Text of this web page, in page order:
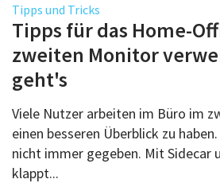
Tipps und Tricks
Tipps für das Home-
zweiten Monitor
geht's
Viele Nutzer arbeiten im Büro im
einen besseren Überblick zu
nicht immer gegeben. Mit Sidecar
klappt...